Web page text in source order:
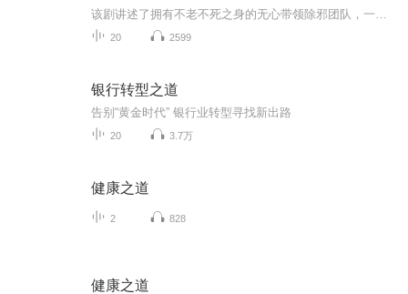
20 2599
银行转型之道
告别“黄金时代” 银行业转型寻找新出路
20 3.7万
健康之道
2 828
健康之道